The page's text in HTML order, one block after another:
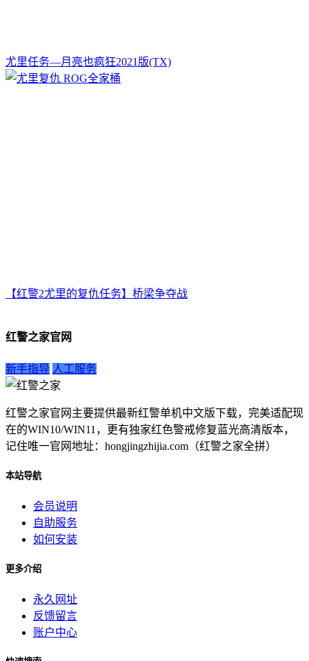
尤里任务—月亮也疯狂2021版(TX)
【红警2尤里的复仇任务】桥梁争夺战
红警之家官网
新手指导 人工服务
红警之家官网主要提供最新红警单机中文版下载，完美适配现
在的WIN10/WIN11，更有独家红色警戒修复蓝光高清版本，
记住唯一官网地址：hongjingzhijia.com（红警之家全拼）
本站导航
会员说明
自助服务
如何安装
更多介绍
永久网址
反馈留言
账户中心